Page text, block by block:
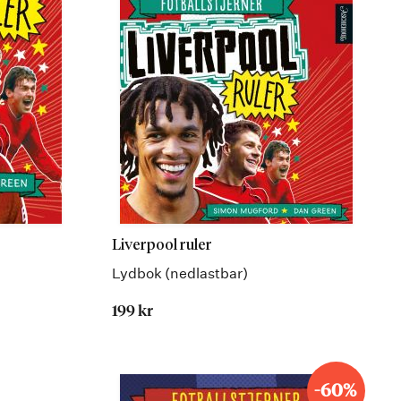
Liverpool ruler
Lydbok (nedlastbar)
199 kr
-60%